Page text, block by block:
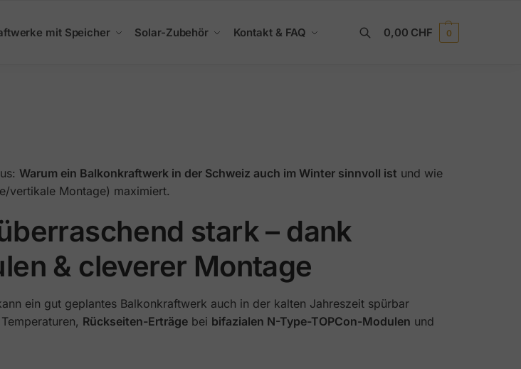
mit Speicher Solar-Zubehör Kontakt & FAQ 0,00 CHF 0
Warum ein Balkonkraftwerk in der Schweiz auch im Winter sinnvoll ist und wie
vertikale Montage) maximiert.
stark – dank
& cleverer Montage
ein gut geplantes Balkonkraftwerk auch in der kalten Jahreszeit spürbar
Rückseiten-Erträge bei bifazialen N-Type-TOPCon-Modulen und